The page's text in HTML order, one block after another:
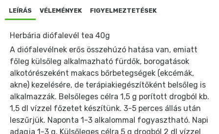
LEÍRÁS VÉLEMÉNYEK FIGYELMEZTETÉSEK
Herbária diófalevél tea 40g
A diófalevélnek erős összehúzó hatása van, emiatt
főleg külsőleg alkalmazható fürdők, borogatások
alkotórészeként makacs bőrbetegségek (ekcémák,
akne) kezelésére, de terápiakiegészítőként belsőleg is
alkalmazzák. Belsőleges célra 1,5 g porított drogból kb.
1,5 dl vízzel főzetet készítünk. 3-5 perces állás után
leszűrjük. Naponta 1-3 alkalommal fogyasztható. Napi
adagja 1-3 g. Külsőleges célra 5 g drogból 2 dl vízzel